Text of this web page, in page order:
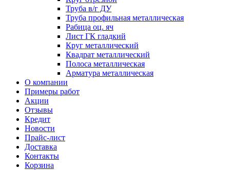
Труба в/г ДУ
Труба профильная металлическая
Рабица оц. яч
Лист ГК гладкий
Круг металлический
Квадрат металлический
Полоса металлическая
Арматура металлическая
О компании
Примеры работ
Акции
Отзывы
Кредит
Новости
Прайс-лист
Доставка
Контакты
Корзина